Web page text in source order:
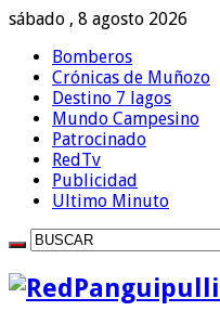
sábado , 8 agosto 2026
Bomberos
Crónicas de Muñozo
Destino 7 lagos
Mundo Campesino
Patrocinado
RedTv
Publicidad
Ultimo Minuto